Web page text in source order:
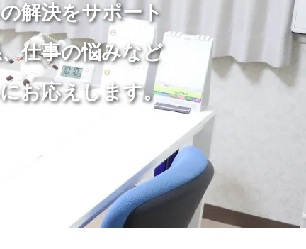
解決をサポート
仕事の悩みなど
お応えします。